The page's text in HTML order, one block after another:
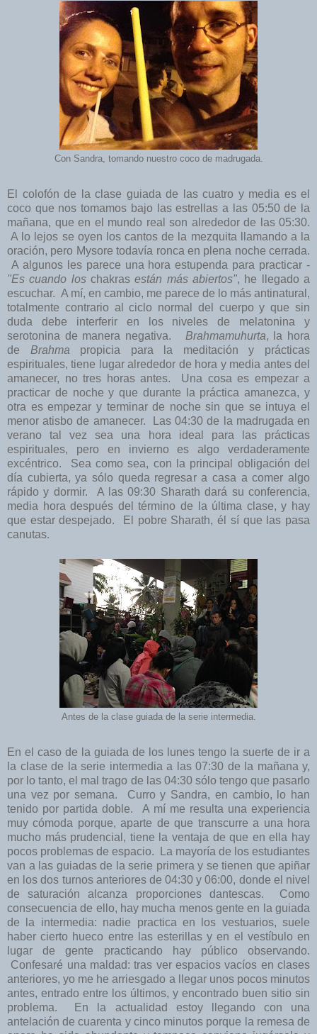
Con Sandra, tomando nuestro coco de madrugada.
El colofón de la clase guiada de las cuatro y media es el
coco que nos tomamos bajo las estrellas a las 05:50 de la
mañana, que en el mundo real son alrededor de las 05:30.
A lo lejos se oyen los cantos de la mezquita llamando a la
oración, pero Mysore todavía ronca en plena noche cerrada.
A algunos les parece una hora estupenda para practicar -
"Es cuando los chakrasestán más abiertos", he llegado a
escuchar. A mí, en cambio, me parece de lo más antinatural,
totalmente contrario al ciclo normal del cuerpo y que sin
duda debe interferir en los niveles de melatonina y
serotonina de manera negativa. Brahmamuhurta, la hora
de Brahma propicia para la meditación y prácticas
espirituales, tiene lugar alrededor de hora y media antes del
amanecer, no tres horas antes. Una cosa es empezar a
practicar de noche y que durante la práctica amanezca, y
otra es empezar y terminar de noche sin que se intuya el
menor atisbo de amanecer. Las 04:30 de la madrugada en
verano tal vez sea una hora ideal para las prácticas
espirituales, pero en invierno es algo verdaderamente
excéntrico. Sea como sea, con la principal obligación del
día cubierta, ya sólo queda regresar a casa a comer algo
rápido y dormir. A las 09:30 Sharath dará su conferencia,
media hora después del término de la última clase, y hay
que estar despejado. El pobre Sharath, él sí que las pasa
canutas.
Antes de la clase guiada de la serie intermedia.
En el caso de la guiada de los lunes tengo la suerte de ir a
la clase de la serie intermedia a las 07:30 de la mañana y,
por lo tanto, el mal trago de las 04:30 sólo tengo que pasarlo
una vez por semana. Curro y Sandra, en cambio, lo han
tenido por partida doble. A mí me resulta una experiencia
muy cómoda porque, aparte de que transcurre a una hora
mucho más prudencial, tiene la ventaja de que en ella hay
pocos problemas de espacio. La mayoría de los estudiantes
van a las guiadas de la serie primera y se tienen que apiñar
en los dos turnos anteriores de 04:30 y 06:00, donde el nivel
de saturación alcanza proporciones dantescas. Como
consecuencia de ello, hay mucha menos gente en la guiada
de la intermedia: nadie practica en los vestuarios, suele
haber cierto hueco entre las esterillas y en el vestíbulo en
lugar de gente practicando hay público observando.
Confesaré una maldad: tras ver espacios vacíos en clases
anteriores, yo me he arriesgado a llegar unos pocos minutos
antes, entrado entre los últimos, y encontrado buen sitio sin
problema. En la actualidad estoy llegando con una
antelación de cuarenta y cinco minutos porque la remesa de